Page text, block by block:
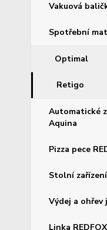
Vakuová
Spotřební
Optimal
Retigo
Automatické
Aquina
Pizza pece
Stolní zařízení
Výdej a ohřev
Linka